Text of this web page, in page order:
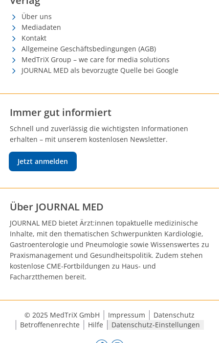
Über uns
Mediadaten
Kontakt
Allgemeine Geschäftsbedingungen (AGB)
MedTriX Group – we care for media solutions
JOURNAL MED als bevorzugte Quelle bei Google
Immer gut informiert
Schnell und zuverlässig die wichtigsten Informationen
erhalten – mit unserem kostenlosen Newsletter.
Jetzt anmelden
Über JOURNAL MED
JOURNAL MED bietet Ärzt:innen topaktuelle medizinische
Inhalte, mit den thematischen Schwerpunkten Kardiologie,
Gastroenterologie und Pneumologie sowie Wissenswertes zu
Praxismanagement und Gesundheitspolitik. Zudem stehen
kostenlose CME-Fortbildungen zu Haus- und
Facharztthemen bereit.
© 2025 MedTriX GmbH Impressum
Datenschutz
Betroffenenrechte
Hilfe Datenschutz-Einstellungen